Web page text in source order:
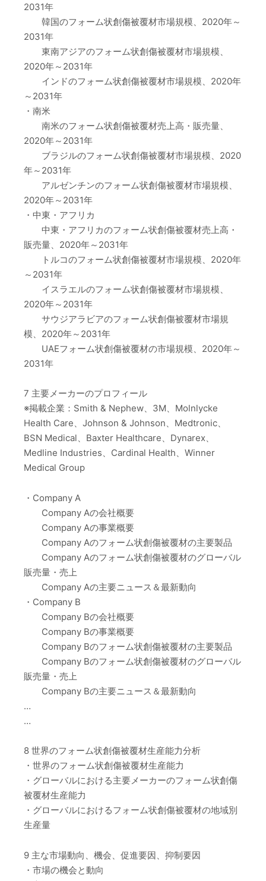
2031年
韓国のフォーム状創傷被覆材市場規模、2020年～
2031年
東南アジアのフォーム状創傷被覆材市場規模、
2020年～2031年
インドのフォーム状創傷被覆材市場規模、2020年
～2031年
・南米
南米のフォーム状創傷被覆材売上高・販売量、
2020年～2031年
ブラジルのフォーム状創傷被覆材市場規模、2020
年～2031年
アルゼンチンのフォーム状創傷被覆材市場規模、
2020年～2031年
・中東・アフリカ
中東・アフリカのフォーム状創傷被覆材売上高・
販売量、2020年～2031年
トルコのフォーム状創傷被覆材市場規模、2020年
～2031年
イスラエルのフォーム状創傷被覆材市場規模、
2020年～2031年
サウジアラビアのフォーム状創傷被覆材市場規
模、2020年～2031年
UAEフォーム状創傷被覆材の市場規模、2020年～
2031年
7 主要メーカーのプロフィール
※掲載企業：Smith & Nephew、3M、Molnlycke
Health Care、Johnson & Johnson、Medtronic、
BSN Medical、Baxter Healthcare、Dynarex、
Medline Industries、Cardinal Health、Winner
Medical Group
・Company A
Company Aの会社概要
Company Aの事業概要
Company Aのフォーム状創傷被覆材の主要製品
Company Aのフォーム状創傷被覆材のグローバル
販売量・売上
Company Aの主要ニュース＆最新動向
・Company B
Company Bの会社概要
Company Bの事業概要
Company Bのフォーム状創傷被覆材の主要製品
Company Bのフォーム状創傷被覆材のグローバル
販売量・売上
Company Bの主要ニュース＆最新動向
…
…
8 世界のフォーム状創傷被覆材生産能力分析
・世界のフォーム状創傷被覆材生産能力
・グローバルにおける主要メーカーのフォーム状創傷
被覆材生産能力
・グローバルにおけるフォーム状創傷被覆材の地域別
生産量
9 主な市場動向、機会、促進要因、抑制要因
・市場の機会と動向